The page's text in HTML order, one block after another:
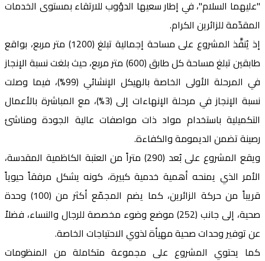
"عليهما السلام"، في إطار سعيها الدؤوب للارتقاء بمستوى الخدمات
المقدّمة للزائرين الكرام.
إذ يُنفَّذ المشروع على مساحة إجمالية تبلغ (1200) متر مربع، بواقع
طابقين تبلغ مساحة كل طابق (600) متر مربع، حيث بلغت نسبة الإنجاز
في المرحلة الأولى الخاصة بالهيكل الإنشائي (99%)، فيما وصلت
نسبة الإنجاز في مرحلة الإنهاءات إلى (3%)، مع المباشرة بالأعمال
التكميلية باستخدام مواد ذات مواصفات عالية الجودة ومناشئ
رصينة تضمن الديمومة والكفاءة.
ويقع المشروع على بُعد (290) متراً من العتبة الكاظمية المقدسة،
الأمر الذي يمنحه أهمية خدمية كبيرة، كونه يشكل مرفقاً حيوياً
قريباً من حركة الزائرين، كما يضم المجمّع أكثر من (100) وحدة
صحية، إلى جانب (252) موضع وضوء مخصصة للرجال والنساء، فضلاً
عن توفير وحدات صحية مهيأة لذوي الاحتياجات الخاصة.
كما يحتوي المشروع على مجموعة متكاملة من المنظومات